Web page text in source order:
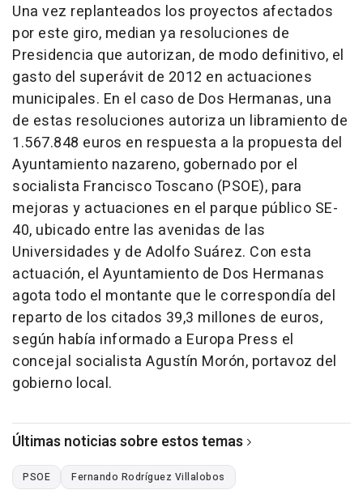
Una vez replanteados los proyectos afectados
por este giro, median ya resoluciones de
Presidencia que autorizan, de modo definitivo, el
gasto del superávit de 2012 en actuaciones
municipales. En el caso de Dos Hermanas, una
de estas resoluciones autoriza un libramiento de
1.567.848 euros en respuesta a la propuesta del
Ayuntamiento nazareno, gobernado por el
socialista Francisco Toscano (PSOE), para
mejoras y actuaciones en el parque público SE-
40, ubicado entre las avenidas de las
Universidades y de Adolfo Suárez. Con esta
actuación, el Ayuntamiento de Dos Hermanas
agota todo el montante que le correspondía del
reparto de los citados 39,3 millones de euros,
según había informado a Europa Press el
concejal socialista Agustín Morón, portavoz del
gobierno local.
Últimas noticias sobre estos temas
PSOE Fernando Rodríguez Villalobos